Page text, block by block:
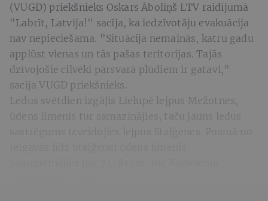
(VUGD) priekšnieks Oskars Āboliņš LTV raidījumā
"Labrīt, Latvija!" sacīja, ka iedzīvotāju evakuācija
nav nepieciešama. "Situācija nemainās, katru gadu
applūst vienas un tās pašas teritorijas. Tajās
dzīvojošie cilvēki pārsvarā plūdiem ir gatavi,"
sacīja VUGD priekšnieks.
Ledus svētdien izgājis Lielupē lejpus Mežotnes,
ūdens līmenis tur samazinājies, taču jauns ledus